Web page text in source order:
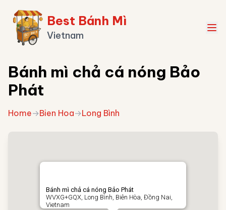
Best Bánh Mì
Vietnam
Bánh mì chả cá nóng Bảo
Phát
Home→Bien Hoa→Long Bình
Bánh mì chả cá nóng Bảo Phát
WVXG+GQX, Long Bình, Biên Hòa, Đồng Nai,
Vietnam